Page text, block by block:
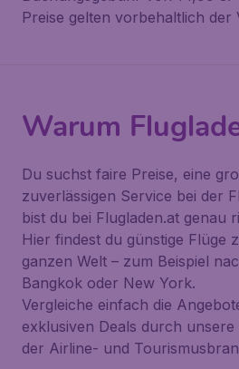
Preise gelten vorbehaltlich der
Warum
Du suchst faire Preise, eine
zuverlässigen Service bei der
bist du bei Flugladen.at genau
Hier findest du günstige Flüge
ganzen Welt – zum Beispiel
Bangkok oder New York.
Vergleiche einfach die
exklusiven Deals durch
der Airline- und